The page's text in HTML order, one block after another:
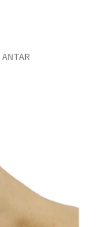
ANTAR